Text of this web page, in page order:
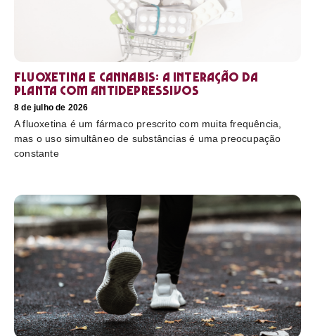
Fluoxetina e Cannabis: a interação da
planta com antidepressivos
8 de julho de 2026
A fluoxetina é um fármaco prescrito com muita frequência,
mas o uso simultâneo de substâncias é uma preocupação
constante